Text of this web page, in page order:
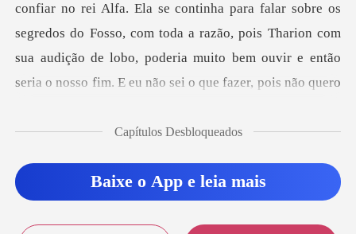
Sair
Baixar App
ei Alfa. Ela se continha para falar sobre os
segredos do Fosso, com toda a razão, pois Tharion com
sua audição de
Capítulos Desbloqueados
Baixe o App e leia mais